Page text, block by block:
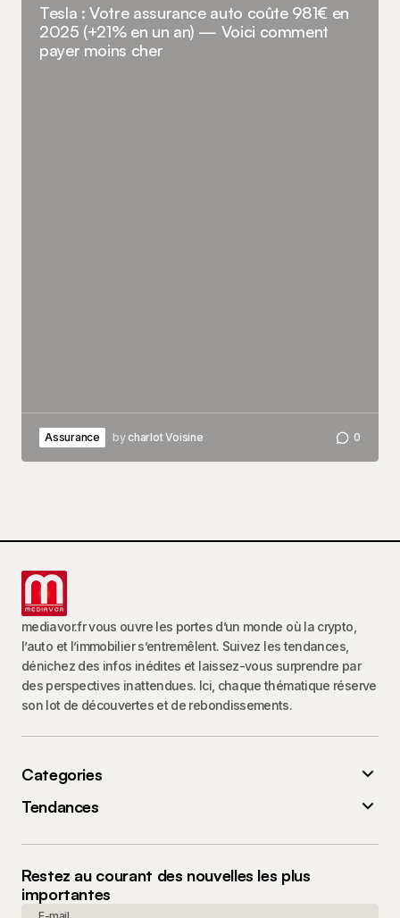
Tesla : Votre assurance auto coûte 981€ en
2025 (+21% en un an) — Voici comment
payer moins cher
Assurance bycharlot Voisine 0
mediavor.fr vous ouvre les portes d’un monde où la crypto,
l’auto et l’immobilier s’entremêlent. Suivez les tendances,
dénichez des infos inédites et laissez-vous surprendre par
des perspectives inattendues. Ici, chaque thématique réserve
son lot de découvertes et de rebondissements.
Categories
Tendances
Restez au courant des nouvelles les plus
importantes